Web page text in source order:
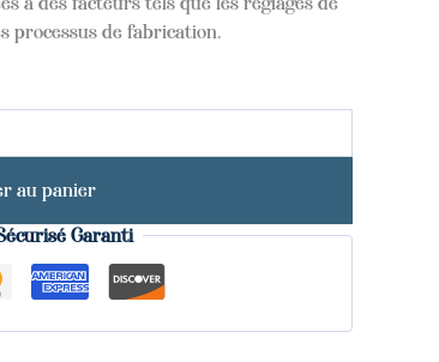
processus de fabrication.
au panier
Garanti